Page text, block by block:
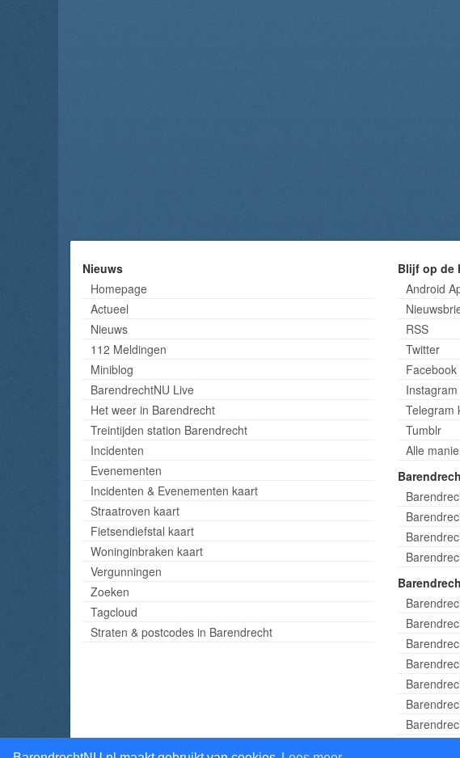
Nieuws
Homepage
Actueel
Nieuws
112 Meldingen
Miniblog
BarendrechtNU Live
Het weer in Barendrecht
Treintijden station Barendrecht
Incidenten
Evenementen
Incidenten & Evenementen kaart
Straatroven kaart
Fietsendiefstal kaart
Woninginbraken kaart
Vergunningen
Zoeken
Tagcloud
Straten & postcodes in Barendrecht
Blijf op de
Android
RSS
Twitter
Facebook
Instagram
Telegram
Tumblr
Alle